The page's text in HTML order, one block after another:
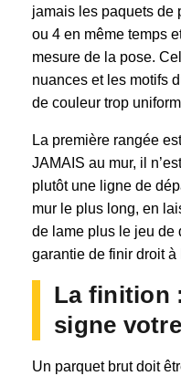
jamais les paquets de
ou 4 en même temps
mesure de la pose.
nuances et les motifs
de couleur trop
La première rangée
JAMAIS au mur, il
plutôt une ligne de
mur le plus long, en
de lame plus le jeu de
garantie de finir droit à
La finition
signe
Un parquet brut doit